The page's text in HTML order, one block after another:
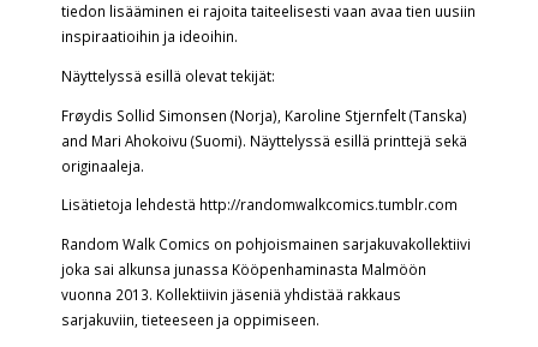
tiedon lisääminen ei rajoita taiteelisesti vaan avaa tien uusiin
inspiraatioihin ja ideoihin.
Näyttelyssä esillä olevat tekijät:
Frøydis Sollid Simonsen (Norja), Karoline Stjernfelt(Tanska)
and Mari Ahokoivu (Suomi). Näyttelyssä esillä printtejä sekä
originaaleja.
Lisätietoja lehdestä http://randomwalkcomics.tumblr.com
Random Walk Comics on pohjoismainen sarjakuvakollektiivi
joka sai alkunsa junassa Kööpenhaminasta Malmöön
vuonna 2013. Kollektiivin jäseniä yhdistää rakkaus
sarjakuviin, tieteeseen ja oppimiseen.